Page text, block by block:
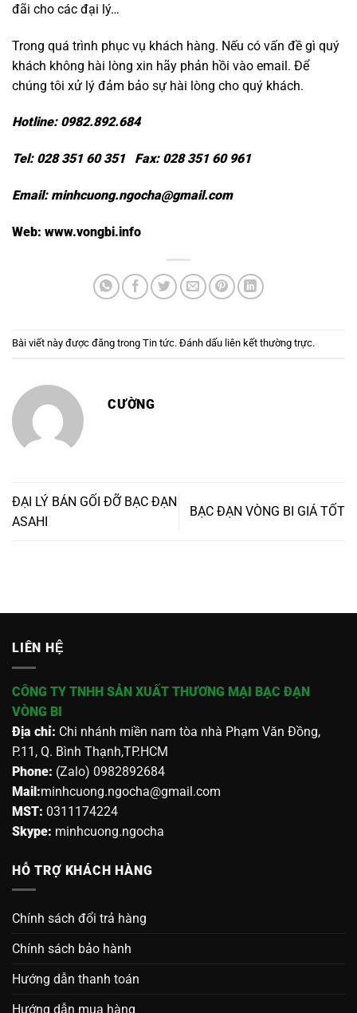
đãi cho các đại lý…
Trong quá trình phục vụ khách hàng. Nếu có vấn đề gì quý
khách không hài lòng xin hãy phản hồi vào email. Để
chúng tôi xử lý đảm bảo sự hài lòng cho quý khách.
Hotline: 0982.892.684
Tel: 028 351 60 351 Fax: 028 351 60 961
Email:minhcuong.ngocha@gmail.com
Web: www.vongbi.info
Bài viết này được đăng trong Tin tức. Đánh dấu liên kết thường trực.
CƯỜNG
ĐẠI LÝ BÁN GỐI ĐỠ BẠC ĐẠN
ASAHI
BẠC ĐẠN VÒNG BI GIÁ TỐT
LIÊN HỆ
CÔNG TY TNHH SẢN XUẤT THƯƠNG MẠI BẠC ĐẠN
VÒNG BI
Địa chỉ: Chi nhánh miền nam tòa nhà Phạm Văn Đồng,
P.11, Q. Bình Thạnh,TP.HCM
Phone: (Zalo) 0982892684
Mail:minhcuong.ngocha@gmail.com
MST: 0311174224
Skype: minhcuong.ngocha
HỖ TRỢ KHÁCH HÀNG
Chính sách đổi trả hàng
Chính sách bảo hành
Hướng dẫn thanh toán
Hướng dẫn mua hàng